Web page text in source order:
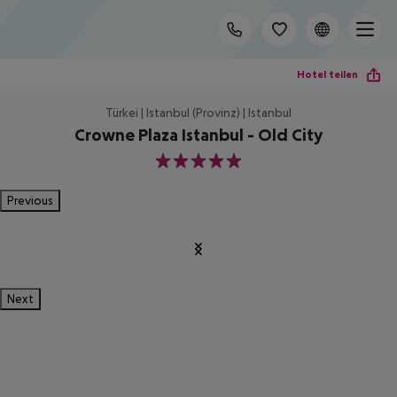
Hotel teilen
Türkei | Istanbul (Provinz) | Istanbul
Crowne Plaza Istanbul - Old City
5
Previous
Next